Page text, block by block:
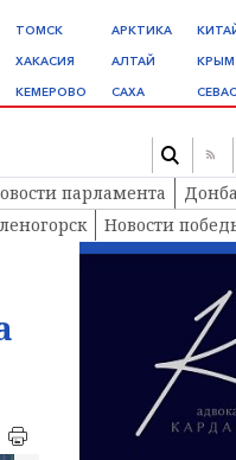
ТОМСК
ХАКАСИЯ
КЕМЕРОВО
АРКТИКА
АЛТАЙ
САХА
КРЫМ
парламента
Новости